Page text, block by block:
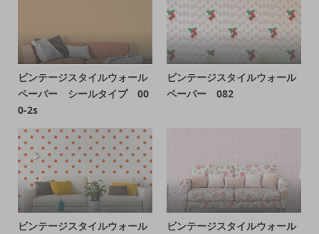
ビンテージスタイルウォール
ペーパー シールタイプ 00
0-2s
ビンテージスタイルウォール
ペーパー 082
ビンテージスタイルウォール
ビンテージスタイルウォール